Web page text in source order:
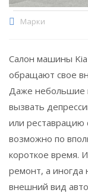
Марки
Салон машины
обращают свое
Даже небольшие
вызвать
или реставрацию
возможно по
короткое время.
ремонт, а иногда
внешний вид